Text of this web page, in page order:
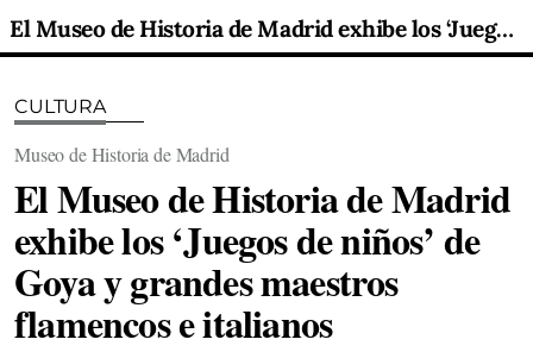
El Museo de Historia de Madrid exhibe los ‘Juegos de niños’ de Goya y grandes maestros flamencos e italianos
CULTURA
Museo de Historia de Madrid
El Museo de Historia de Madrid
exhibe los ‘Juegos de niños’ de
Goya y grandes maestros
flamencos e italianos